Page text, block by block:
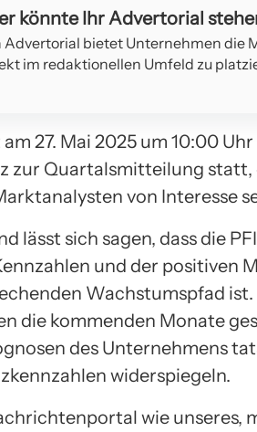
könnte Ihr Advertorial
Advertorial bietet Unternehmen die
im redaktionellen Umfeld zu
27. Mai 2025 um 10:00 Uhr
zur Quartalsmitteilung statt,
von Interesse
lässt sich sagen, dass die
und der positiven
Wachstumspfad
die kommenden Monate
des Unternehmens
widerspiegeln.
wie unseres,